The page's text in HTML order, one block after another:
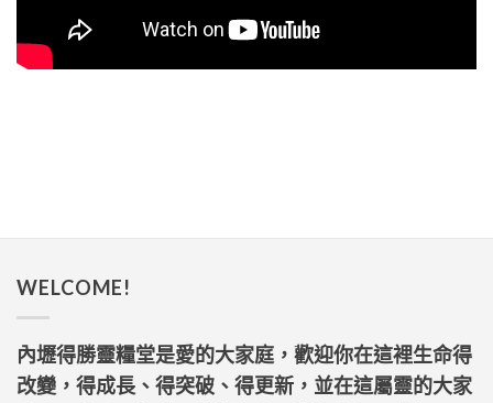
WELCOME!
內壢得勝靈糧堂是愛的大家庭，歡迎你在這裡生命得
改變，得成長、得突破、得更新，並在這屬靈的大家